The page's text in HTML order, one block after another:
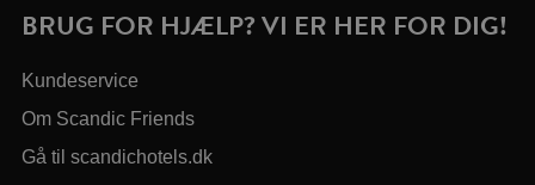
BRUG FOR HJÆLP? VI ER HER FOR DIG!
Kundeservice
Om Scandic Friends
Gå til scandichotels.dk